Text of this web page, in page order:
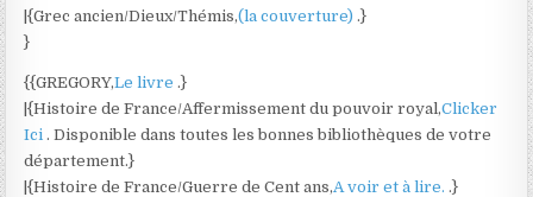
|{Grec ancien/Dieux/Thémis,(la couverture).}
}
{{GREGORY,Le livre.}
|{Histoire de France/Affermissement du pouvoir royal,Clicker
Ici. Disponible dans toutes les bonnes bibliothèques de votre
département.}
|{Histoire de France/Guerre de Cent ans,A voir et à lire..}